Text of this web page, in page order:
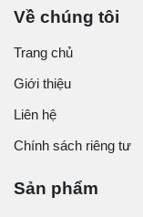
Về chúng tôi
Trang chủ
Giới thiệu
Liên hệ
Chính sách riêng tư
Sản phẩm